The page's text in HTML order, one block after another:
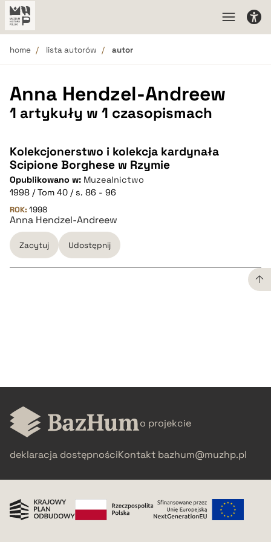
home lista autorów autor
Anna Hendzel-Andreew
1 artykuły w 1 czasopismach
Kolekcjonerstwo i kolekcja kardynała
Scipione Borghese w Rzymie
Opublikowano w: Muzealnictwo
1998 / Tom 40 / s. 86 - 96
ROK: 1998
Anna Hendzel-Andreew
Zacytuj Udostępnij
pobierz cytat
o projekcie
deklaracja dostępnościKontakt bazhum@muzhp.pl